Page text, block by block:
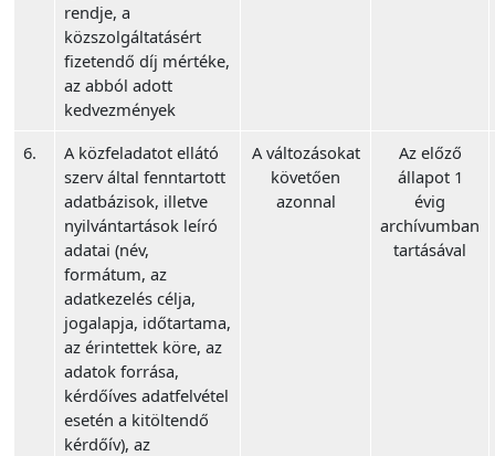
rendje, a
közszolgáltatásért
fizetendő díj mértéke,
az abból adott
kedvezmények
6.
A közfeladatot ellátó
szerv által fenntartott
adatbázisok, illetve
nyilvántartások leíró
adatai (név,
formátum, az
adatkezelés célja,
jogalapja, időtartama,
az érintettek köre, az
adatok forrása,
kérdőíves adatfelvétel
esetén a kitöltendő
kérdőív), az
A változásokat
követően
azonnal
Az előző
állapot 1
évig
archívumban
tartásával